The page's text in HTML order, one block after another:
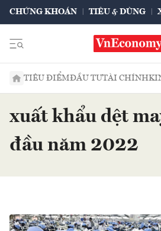
CHỨNG KHOÁN TIÊU & DÙNG
TIÊU ĐIỂMĐẦU TƯTÀI CHÍNH
xuất khẩu dệt
đầu năm 2022